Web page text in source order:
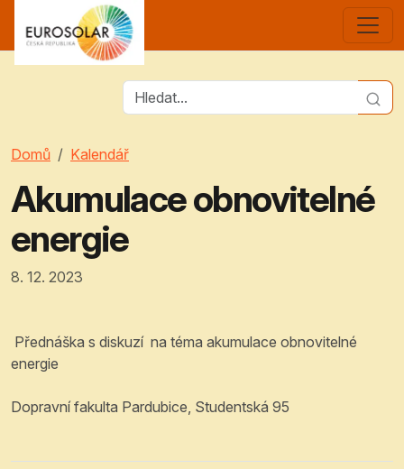
Domů Kalendář
Akumulace obnovitelné
energie
8. 12. 2023
Přednáška s diskuzí na téma akumulace obnovitelné
energie
Dopravní fakulta Pardubice, Studentská 95